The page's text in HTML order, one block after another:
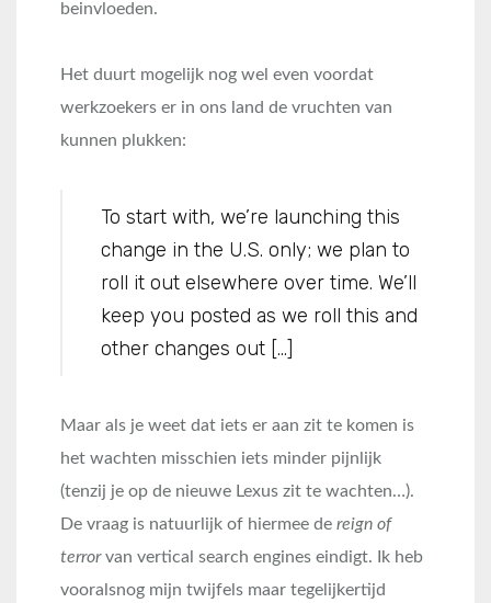
beinvloeden.
Het duurt mogelijk nog wel even voordat
werkzoekers er in ons land de vruchten van
kunnen plukken:
To start with, we’re launching this
change in the U.S. only; we plan to
roll it out elsewhere over time. We’ll
keep you posted as we roll this and
other changes out […]
Maar als je weet dat iets er aan zit te komen is
het wachten misschien iets minder pijnlijk
(tenzij je op de nieuwe Lexus zit te wachten…).
De vraag is natuurlijk of hiermee de reign of
terrorvan vertical search engines eindigt. Ik heb
vooralsnog mijn twijfels maar tegelijkertijd